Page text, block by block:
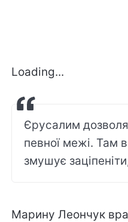
Loading...
Єрусалим
певної межі. Там
змушує
Марину Леончук